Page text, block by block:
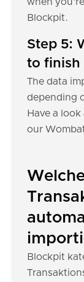
Blockpit.
Step 5:
to finish
The data
depending
Have a
our
Blockpit